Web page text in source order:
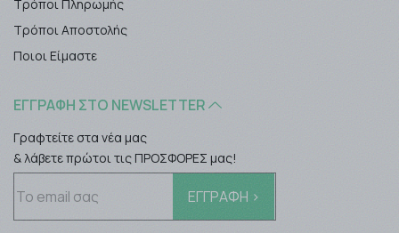
Τρόποι Πληρωμής
Τρόποι Αποστολής
Ποιοι Είμαστε
ΕΓΓΡΑΦΉ ΣΤΟ NEWSLETTER
Γραφτείτε στα νέα μας
& λάβετε πρώτοι τις ΠΡΟΣΦΟΡΕΣ μας!